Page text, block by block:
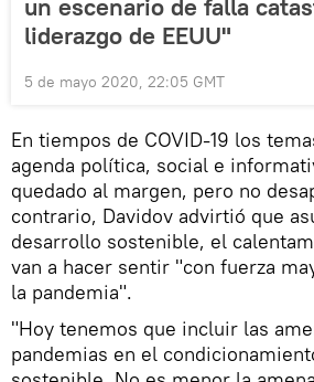
un escenario de falla
liderazgo de EEUU"
5 de mayo 2020, 22:05 GMT
En tiempos de COVID-19 los
agenda política, social e
quedado al margen, pero no
contrario, Davidov advirtió que
desarrollo sostenible, el
van a hacer sentir "con fuerza
la pandemia".
"Hoy tenemos que incluir las
pandemias en el